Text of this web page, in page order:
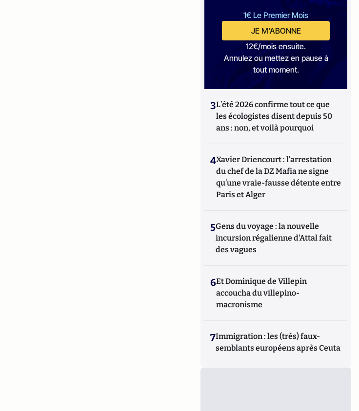
1€ Le Premier Mois
JE M'ABONNE
12€/mois ensuite.
Annulez ou mettez en pause à
tout moment.
3L’été 2026 confirme tout ce que
les écologistes disent depuis 50
ans : non, et voilà pourquoi
4Xavier Driencourt : l’arrestation
du chef de la DZ Mafia ne signe
qu’une vraie-fausse détente entre
Paris et Alger
5Gens du voyage : la nouvelle
incursion régalienne d'Attal fait
des vagues
6Et Dominique de Villepin
accoucha du villepino-
macronisme
7Immigration : les (très) faux-
semblants européens après Ceuta